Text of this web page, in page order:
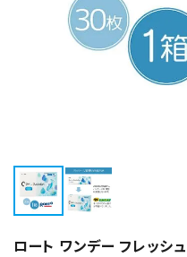
ロート ワンデー フレッシ